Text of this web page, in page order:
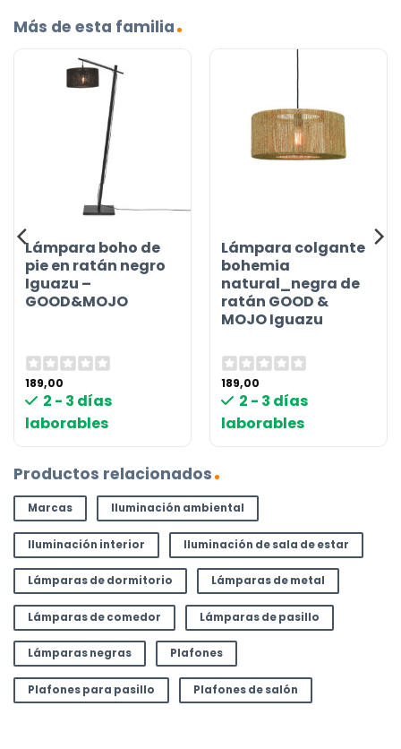
Más de esta familia
Lámpara boho de
pie en ratán negro
Iguazu –
GOOD&MOJO
189,00
2 - 3 días
laborables
Lámpara colgante
bohemia
natural_negra de
ratán GOOD &
MOJO Iguazu
189,00
2 - 3 días
laborables
Productos relacionados
Marcas Iluminación ambiental
Iluminación interior Iluminación de sala de estar
Lámparas de dormitorio Lámparas de metal
Lámparas de comedor Lámparas de pasillo
Lámparas negras Plafones
Plafones para pasillo Plafones de salón